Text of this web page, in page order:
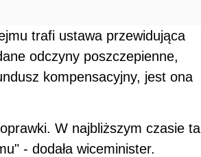
trafi ustawa przewidująca
odczyny poszczepienne,
kompensacyjny, jest ona
W najbliższym czasie ta
- dodała wiceminister.